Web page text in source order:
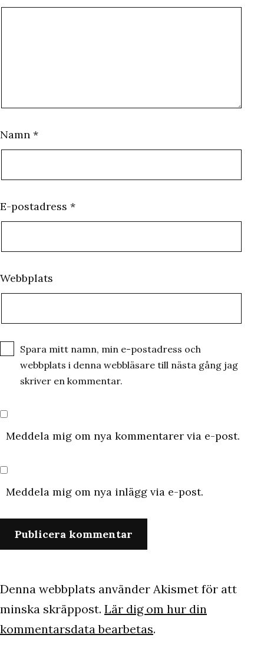
Namn *
E-postadress *
Webbplats
Spara mitt namn, min e-postadress och
webbplats i denna webbläsare till nästa gång jag
skriver en kommentar.
Meddela mig om nya kommentarer via e-post.
Meddela mig om nya inlägg via e-post.
Denna webbplats använder Akismet för att
minska skräppost. Lär dig om hur din
kommentarsdata bearbetas.